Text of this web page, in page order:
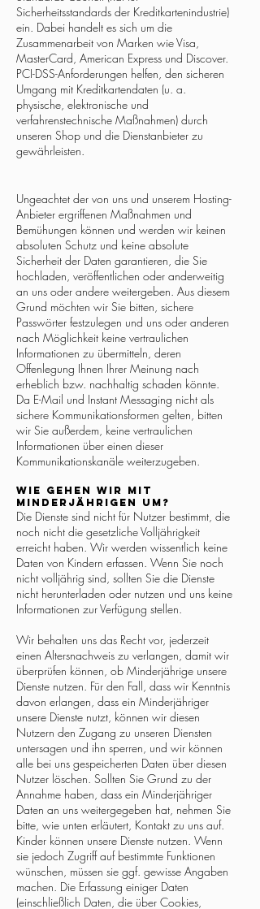
Sicherheitsstandards der Kreditkartenindustrie)
ein. Dabei handelt es sich um die
Zusammenarbeit von Marken wie Visa,
MasterCard, American Express und Discover.
PCI-DSS-Anforderungen helfen, den sicheren
Umgang mit Kreditkartendaten (u. a.
physische, elektronische und
verfahrenstechnische Maßnahmen) durch
unseren Shop und die Dienstanbieter zu
gewährleisten.
Ungeachtet der von uns und unserem Hosting-
Anbieter ergriffenen Maßnahmen und
Bemühungen können und werden wir keinen
absoluten Schutz und keine absolute
Sicherheit der Daten garantieren, die Sie
hochladen, veröffentlichen oder anderweitig
an uns oder andere weitergeben. Aus diesem
Grund möchten wir Sie bitten, sichere
Passwörter festzulegen und uns oder anderen
nach Möglichkeit keine vertraulichen
Informationen zu übermitteln, deren
Offenlegung Ihnen Ihrer Meinung nach
erheblich bzw. nachhaltig schaden könnte.
Da E-Mail und Instant Messaging nicht als
sichere Kommunikationsformen gelten, bitten
wir Sie außerdem, keine vertraulichen
Informationen über einen dieser
Kommunikationskanäle weiterzugeben.
Wie gehen wir mit
Minderjährigen um?
Die Dienste sind nicht für Nutzer bestimmt, die
noch nicht die gesetzliche Volljährigkeit
erreicht haben. Wir werden wissentlich keine
Daten von Kindern erfassen. Wenn Sie noch
nicht volljährig sind, sollten Sie die Dienste
nicht herunterladen oder nutzen und uns keine
Informationen zur Verfügung stellen.
Wir behalten uns das Recht vor, jederzeit
einen Altersnachweis zu verlangen, damit wir
überprüfen können, ob Minderjährige unsere
Dienste nutzen. Für den Fall, dass wir Kenntnis
davon erlangen, dass ein Minderjähriger
unsere Dienste nutzt, können wir diesen
Nutzern den Zugang zu unseren Diensten
untersagen und ihn sperren, und wir können
alle bei uns gespeicherten Daten über diesen
Nutzer löschen. Sollten Sie Grund zu der
Annahme haben, dass ein Minderjähriger
Daten an uns weitergegeben hat, nehmen Sie
bitte, wie unten erläutert, Kontakt zu uns auf.
Kinder können unsere Dienste nutzen. Wenn
sie jedoch Zugriff auf bestimmte Funktionen
wünschen, müssen sie ggf. gewisse Angaben
machen. Die Erfassung einiger Daten
(einschließlich Daten, die über Cookies,